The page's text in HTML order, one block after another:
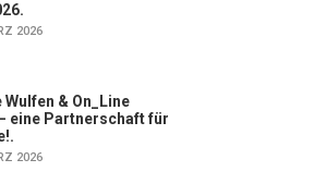
2026
& On_Line
eine Partnerschaft für
2026